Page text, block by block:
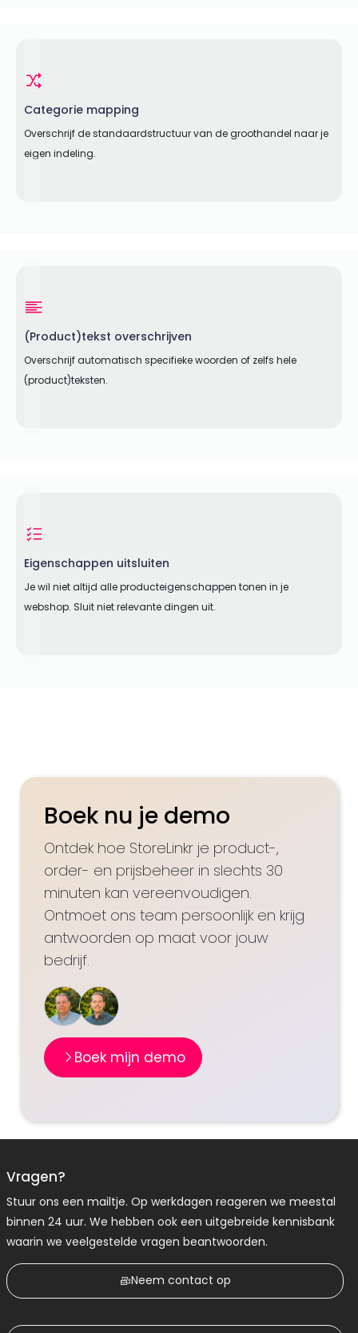
Categorie mapping
Overschrijf de standaardstructuur van de groothandel naar je
eigen indeling.
(Product)tekst overschrijven
Overschrijf automatisch specifieke woorden of zelfs hele
(product)teksten.
Eigenschappen uitsluiten
Je wil niet altijd alle producteigenschappen tonen in je
webshop. Sluit niet relevante dingen uit.
Boek nu je demo
Ontdek hoe StoreLinkr je product-,
order- en prijsbeheer in slechts 30
minuten kan vereenvoudigen.
Ontmoet ons team persoonlijk en krijg
antwoorden op maat voor jouw
bedrijf.
Boek mijn demo
Vragen?
Stuur ons een mailtje. Op werkdagen reageren we meestal
binnen 24 uur. We hebben ook een uitgebreide kennisbank
waarin we veelgestelde vragen beantwoorden.
Neem contact op